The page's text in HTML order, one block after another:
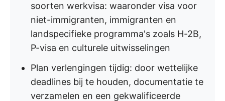
soorten werkvisa: waaronder visa voor
niet-immigranten, immigranten en
landspecifieke programma's zoals H-2B,
P-visa en culturele uitwisselingen
Plan verlengingen tijdig: door wettelijke
deadlines bij te houden, documentatie te
verzamelen en een gekwalificeerde